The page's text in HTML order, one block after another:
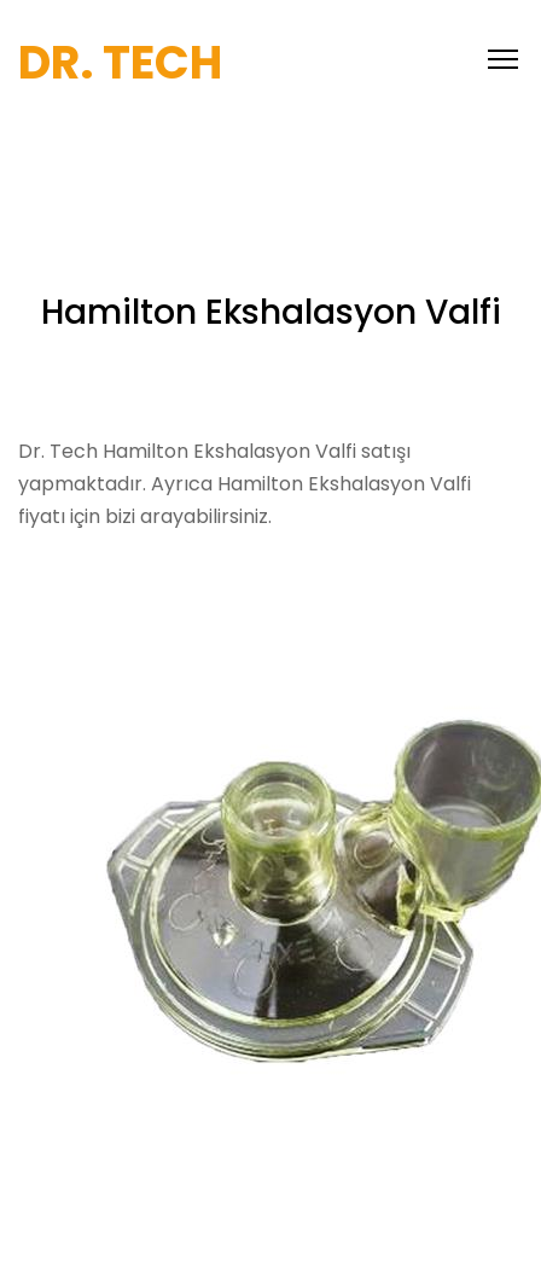
DR. TECH
Hamilton Ekshalasyon Valfi
Dr. Tech Hamilton Ekshalasyon Valfi satışı
yapmaktadır. Ayrıca Hamilton Ekshalasyon Valfi
fiyatı için bizi arayabilirsiniz.